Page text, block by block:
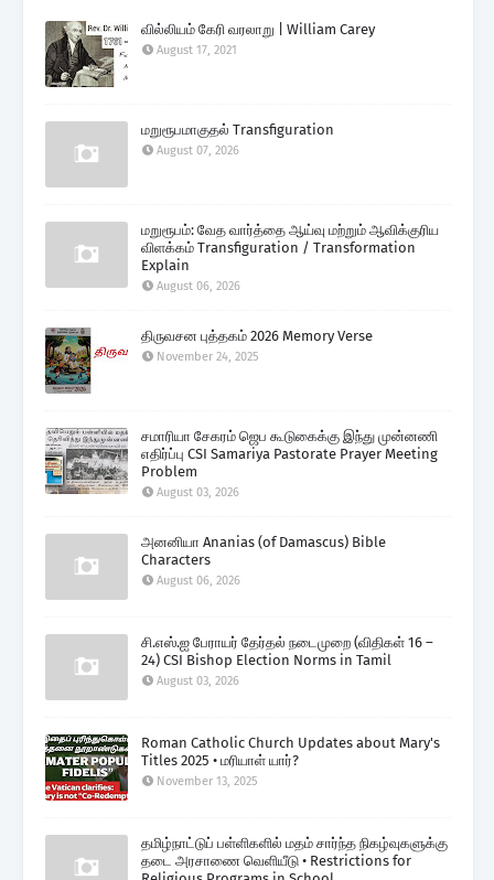
வில்லியம் கேரி வரலாறு | William Carey
August 17, 2021
மறுரூபமாகுதல் Transfiguration
August 07, 2026
மறுரூபம்: வேத வார்த்தை ஆய்வு மற்றும் ஆவிக்குரிய
விளக்கம் Transfiguration / Transformation
Explain
August 06, 2026
திருவசன புத்தகம் 2026 Memory Verse
November 24, 2025
சமாரியா சேகரம் ஜெப கூடுகைக்கு இந்து முன்னணி
எதிர்ப்பு CSI Samariya Pastorate Prayer Meeting
Problem
August 03, 2026
அனனியா Ananias (of Damascus) Bible
Characters
August 06, 2026
சி.எஸ்.ஐ பேராயர் தேர்தல் நடைமுறை (விதிகள் 16 –
24) CSI Bishop Election Norms in Tamil
August 03, 2026
Roman Catholic Church Updates about Mary's
Titles 2025 • மரியாள் யார்?
November 13, 2025
தமிழ்நாட்டுப் பள்ளிகளில் மதம் சார்ந்த நிகழ்வுகளுக்கு
தடை அரசாணை வெளியீடு • Restrictions for